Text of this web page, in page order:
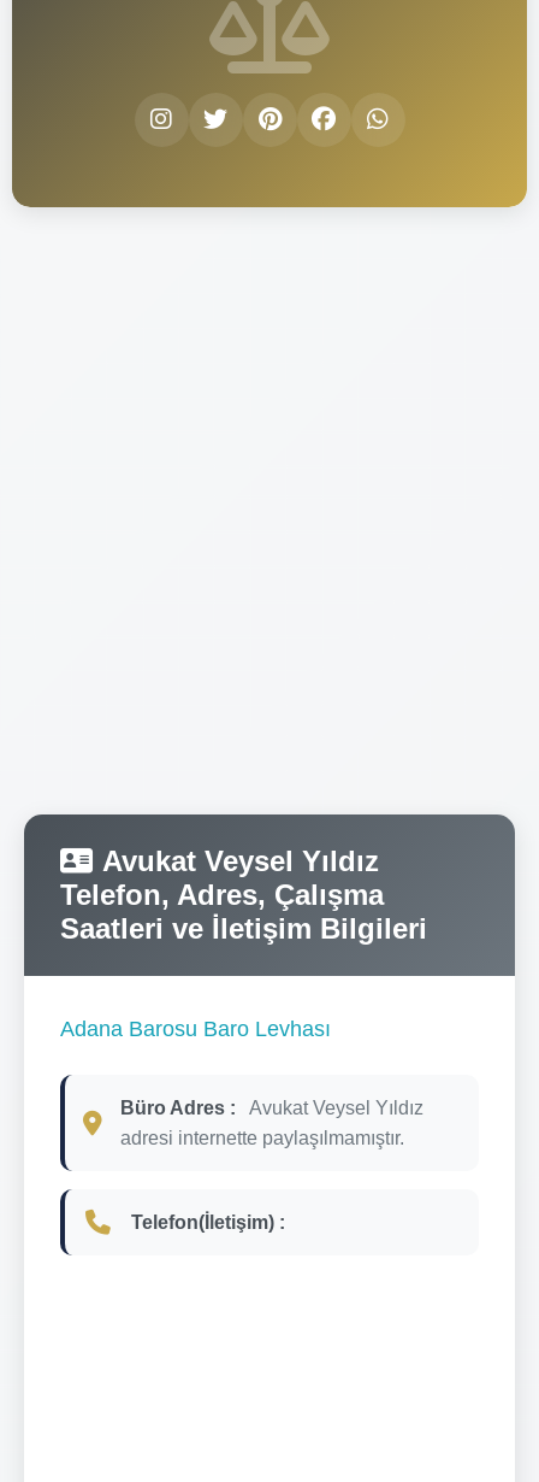
Avukat Veysel Yıldız
Telefon, Adres, Çalışma
Saatleri ve İletişim Bilgileri
Adana Barosu Baro Levhası
Büro Adres :
Avukat Veysel Yıldız
adresi internette paylaşılmamıştır.
Telefon(İletişim) :